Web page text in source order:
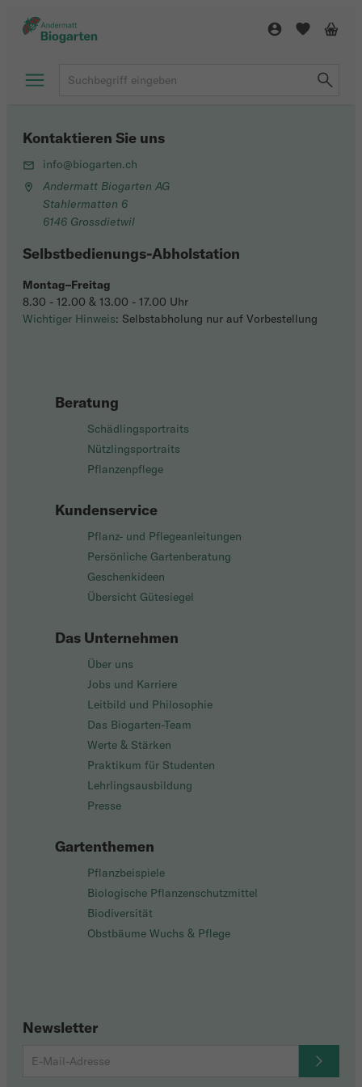
Beratung
Schädlingsportraits
Nützlingsportraits
Pflanzenpflege
Kundenservice
Pflanz- und Pflegeanleitungen
Persönliche Gartenberatung
Geschenkideen
Übersicht Gütesiegel
Das Unternehmen
Über uns
Jobs und Karriere
Leitbild und Philosophie
Das Biogarten-Team
Werte & Stärken
Praktikum für Studenten
Lehrlingsausbildung
Presse
Gartenthemen
Pflanzbeispiele
Biologische Pflanzenschutzmittel
Biodiversität
Obstbäume Wuchs & Pflege
Newsletter
Kontaktieren Sie uns
info@biogarten.ch
Andermatt Biogarten AG
Stahlermatten 6
6146 Grossdietwil
Selbstbedienungs-Abholstation
Montag–Freitag
8.30 - 12.00 & 13.00 - 17.00 Uhr
Wichtiger Hinweis: Selbstabholung nur auf Vorbestellung